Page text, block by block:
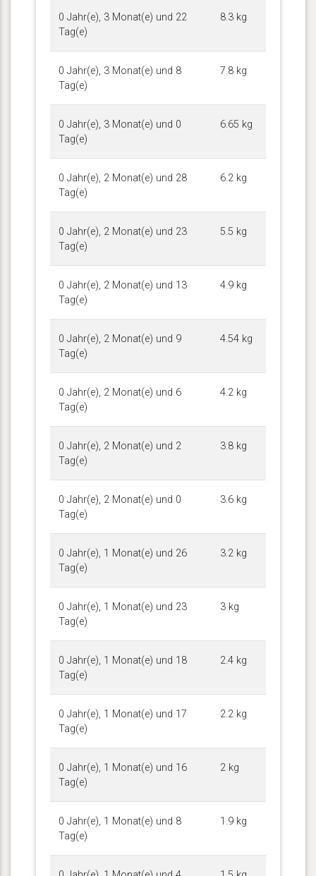
0 Jahr(e), 3 Monat(e) und 22
Tag(e)
8.3 kg
0 Jahr(e), 3 Monat(e) und 8
Tag(e)
7.8 kg
0 Jahr(e), 3 Monat(e) und 0
Tag(e)
6.65 kg
0 Jahr(e), 2 Monat(e) und 28
Tag(e)
6.2 kg
0 Jahr(e), 2 Monat(e) und 23
Tag(e)
5.5 kg
0 Jahr(e), 2 Monat(e) und 13
Tag(e)
4.9 kg
0 Jahr(e), 2 Monat(e) und 9
Tag(e)
4.54 kg
0 Jahr(e), 2 Monat(e) und 6
Tag(e)
4.2 kg
0 Jahr(e), 2 Monat(e) und 2
Tag(e)
3.8 kg
0 Jahr(e), 2 Monat(e) und 0
Tag(e)
3.6 kg
0 Jahr(e), 1 Monat(e) und 26
Tag(e)
3.2 kg
0 Jahr(e), 1 Monat(e) und 23
Tag(e)
3 kg
0 Jahr(e), 1 Monat(e) und 18
Tag(e)
2.4 kg
0 Jahr(e), 1 Monat(e) und 17
Tag(e)
2.2 kg
0 Jahr(e), 1 Monat(e) und 16
Tag(e)
2 kg
0 Jahr(e), 1 Monat(e) und 8
Tag(e)
1.9 kg